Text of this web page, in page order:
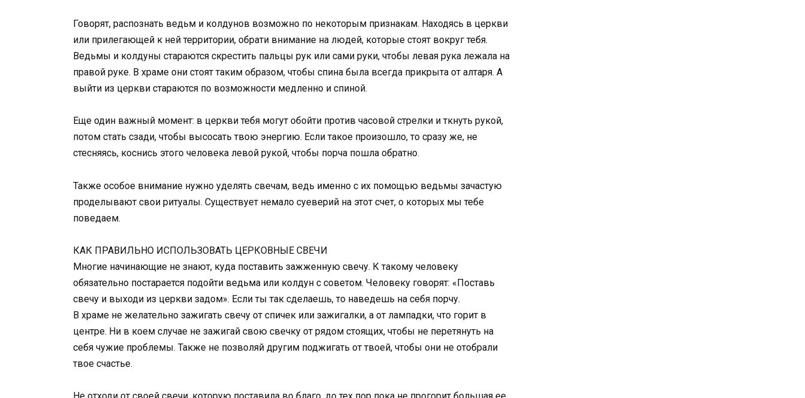
Говорят, распознать ведьм и колдунов возможно по некоторым признакам. Находясь в церкви
или прилегающей к ней территории, обрати внимание на людей, которые стоят вокруг тебя.
Ведьмы и колдуны стараются скрестить пальцы рук или сами руки, чтобы левая рука лежала на
правой руке. В храме они стоят таким образом, чтобы спина была всегда прикрыта от алтаря. А
выйти из церкви стараются по возможности медленно и спиной.
Еще один важный момент: в церкви тебя могут обойти против часовой стрелки и ткнуть рукой,
потом стать сзади, чтобы высосать твою энергию. Если такое произошло, то сразу же, не
стесняясь, коснись этого человека левой рукой, чтобы порча пошла обратно.
Также особое внимание нужно уделять свечам, ведь именно с их помощью ведьмы зачастую
проделывают свои ритуалы. Существует немало суеверий на этот счет, о которых мы тебе
поведаем.
КАК ПРАВИЛЬНО ИСПОЛЬЗОВАТЬ ЦЕРКОВНЫЕ СВЕЧИ
Многие начинающие не знают, куда поставить зажженную свечу. К такому человеку
обязательно постарается подойти ведьма или колдун с советом. Человеку говорят: «Поставь
свечу и выходи из церкви задом». Если ты так сделаешь, то наведешь на себя порчу.
В храме не желательно зажигать свечу от спичек или зажигалки, а от лампадки, что горит в
центре. Ни в коем случае не зажигай свою свечку от рядом стоящих, чтобы не перетянуть на
себя чужие проблемы. Также не позволяй другим поджигать от твоей, чтобы они не отобрали
твое счастье.